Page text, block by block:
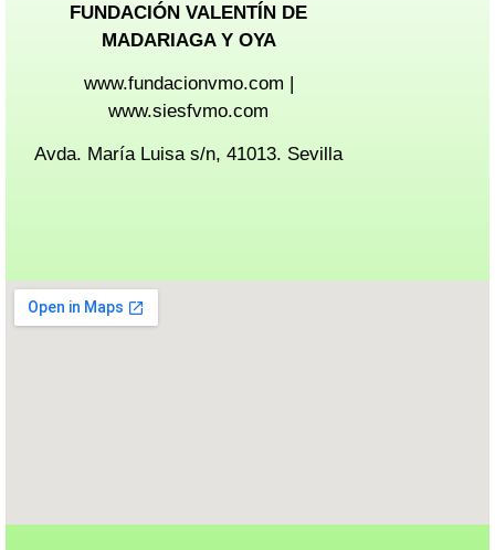
FUNDACIÓN VALENTÍN DE
MADARIAGA Y OYA
www.fundacionvmo.com |
www.siesfvmo.com
Avda. María Luisa s/n, 41013. Sevilla